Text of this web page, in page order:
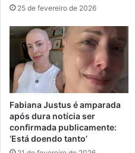
25 de fevereiro de 2026
Fabiana Justus é amparada
após dura notícia ser
confirmada publicamente:
‘Está doendo tanto’